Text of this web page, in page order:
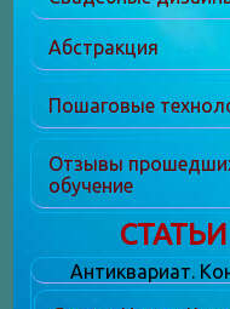
Абстракция
Пошаговые
Отзывы
обучение
СТАТЬИ
Антиквариат.